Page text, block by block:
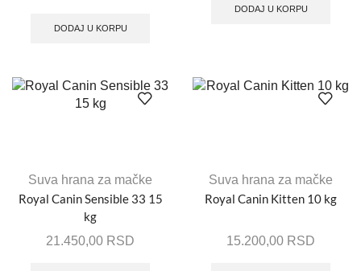
DODAJ U KORPU
DODAJ U KORPU
Suva hrana za mačke
Royal Canin Sensible 33 15
kg
21.450,00 RSD
Suva hrana za mačke
Royal Canin Kitten 10 kg
15.200,00 RSD